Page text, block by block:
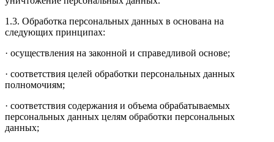
1.3. Обработка персональных данных в основана на
следующих принципах:
· осуществления на законной и справедливой основе;
· соответствия целей обработки персональных данных
полномочиям;
· соответствия содержания и объема обрабатываемых
персональных данных целям обработки персональных
данных;